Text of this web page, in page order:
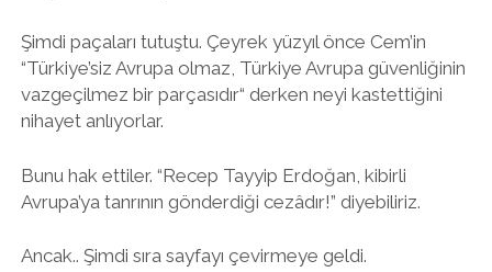
Şimdi paçaları tutuştu. Çeyrek yüzyıl önce Cem’in
“Türkiye’siz Avrupa olmaz, Türkiye Avrupa güvenliğinin
vazgeçilmez bir parçasıdır“ derken neyi kastettiğini
nihayet anlıyorlar.
Bunu hak ettiler. “Recep Tayyip Erdoğan, kibirli
Avrupa’ya tanrının gönderdiği cezâdır!” diyebiliriz.
Ancak.. Şimdi sıra sayfayı çevirmeye geldi.